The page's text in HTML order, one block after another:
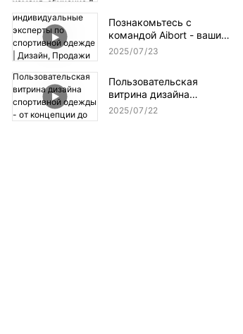
команд, обучение &
События | Aibort Apparel
Showcase
Познакомьтесь с
командой Aibort - ваши
индивидуальные
Продажи &
Производственная
поддержка
2025 07 23
Пользовательская
витрина дизайна
спортивной одежды - от
2025 07 22